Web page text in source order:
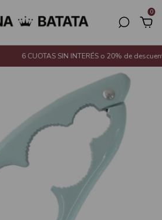
0
6 CUOTAS SIN INTERÉS o 20% de